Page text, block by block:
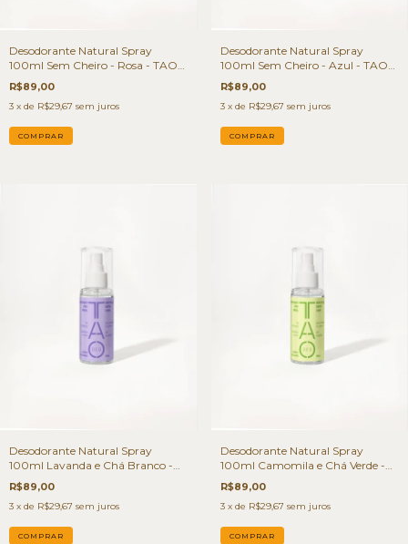
Desodorante Natural Spray
100ml Sem Cheiro - Rosa - TAO
Deo
R$89,00
3 x de R$29,67 sem juros
Desodorante Natural Spray
100ml Sem Cheiro - Azul - TAO
Deo
R$89,00
3 x de R$29,67 sem juros
Desodorante Natural Spray
100ml Lavanda e Chá Branco -
TAO Deo
R$89,00
3 x de R$29,67 sem juros
Desodorante Natural Spray
100ml Camomila e Chá Verde -
TAO Deo
R$89,00
3 x de R$29,67 sem juros